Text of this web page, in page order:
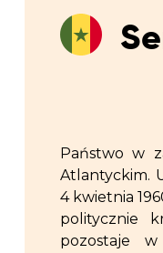
Państwo w
Atlantyckim.
4 kwietnia
politycznie
pozostaje